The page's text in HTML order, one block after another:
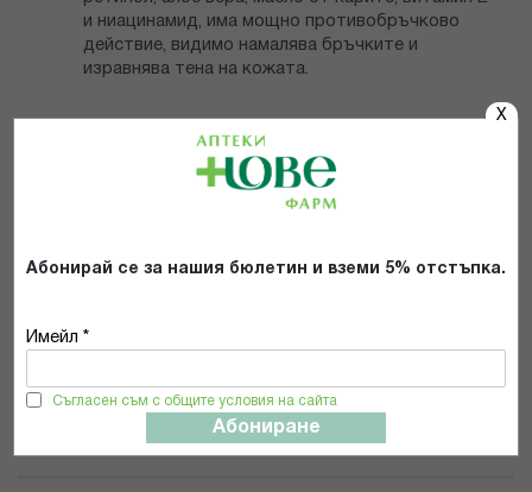
X
Абонирай се за нашия бюлетин и вземи 5% отстъпка.
Имейл *
Съгласен съм с общите условия на сайта
Абониране
и ниацинамид, има мощно противобръчково
действие, видимо намалява бръчките и
изравнява тена на кожата.
Нощен крем за лице Collagen Deluxe
Може да се прилага върху всички типове кожа -
Абсорбира се бързо, не оставя мазни следи:
Препоръчва се за всички типове кожа